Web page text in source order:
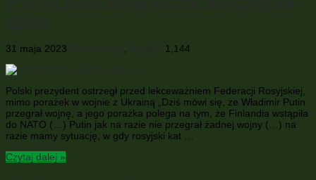
31 maja 2023 , 1,144
Polski prezydent ostrzegł przed lekceważniem Federacji Rosyjskiej,
mimo porażek w wojnie z Ukrainą „Dziś mówi się, że Władimir Putin
przegrał wojnę, a jego porażka polega na tym, że Finlandia wstąpiła
do NATO (…) Putin jak na razie nie przegrał żadnej wojny (…) na
razie mamy sytuację, w gdy rosyjski kat …
Czytaj dalej »